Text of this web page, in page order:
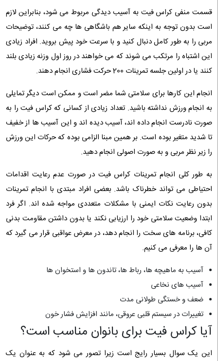
قسمت منفی کراس فیت به آسیب دیدگی مربوط می شود، بنابراین لازم
است بدون توجه به اینکه سایر هم باشگاهی ها چه می کنند، توضیحات
مربی را به طور کامل دنبال کنید و با سرعت خود پیش بروید. افراد زیادی
این اشتباه را مرتکب می‌ شوند که می ‌خواهند در روز اول وزنه زیادی بلند
کنند یا در اولین جلسه تمرینات 200 حرکت فشاری انجام دهند.
انجام این کارها برای سلامتی شما مضر است و ممکن است دیگر تمایلی
به انجام ورزش نداشته باشید‌‌. تعداد زیادی از کسانی که کراس فیت را به
صورت نادرست انجام داده اند، آسیب دیده اند و این آسیب ها از خفیف
تا شدید متغیر بوده است. بر همین مبنا الزامی بوده که حرکات این ورزش
را زیر نظر مربی و به صورت اصولی انجام دهید.
به طور کلی انجام تمرینات کراس فیت در صورت عدم رعایت اقدامات
احتیاطی می تواند خطرناک باشد. بعضی افراد مبتدی با انجام تمرینات
بدون رعایت نکات ایمنی با مشکلات متعددی مواجه شده اند. اگر فرد
ابتدا وضعیت سلامتی خود را ارزیابی نکند یا بدون داشتن مقاومت بدنی
کافی، برنامه‌ های سخت را انجام دهد، در معرض عواقبی قرار می گیرد که
آن ها را معرفی می کنیم.
آسیب به ماهیچه ها، رباط ها، تاندون ها و استخوان ها
آسیب های نخاعی
ضعف و خستگی طولانی مدت
تغییرات در سیستم قلبی عروقی، مانند افزایش فشار خون
آیا کراس فیت برای بانوان مناسب است؟
این یک سوال بسیار رایج است زیرا تصور می شود که به عنوان یک